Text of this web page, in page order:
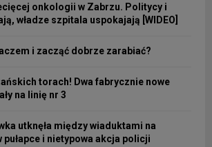
onkologii w Zabrzu. Politycy i
władze szpitala uspokajają [WIDEO]
i zacząć dobrze zarabiać?
torach! Dwa fabrycznie nowe
na linię nr 3
utknęła między wiaduktami na
i nietypowa akcja policji